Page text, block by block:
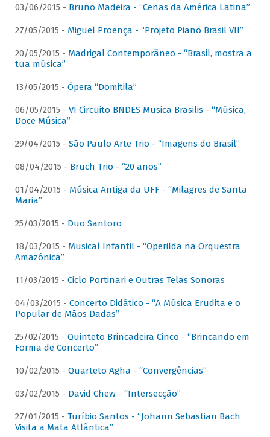
03/06/2015 - Bruno Madeira - “Cenas da América Latina”
27/05/2015 - Miguel Proença - “Projeto Piano Brasil VII”
20/05/2015 - Madrigal Contemporâneo - “Brasil, mostra a
tua música”
13/05/2015 - Ópera “Domitila”
06/05/2015 - VI Circuito BNDES Musica Brasilis - “Música,
Doce Música”
29/04/2015 - São Paulo Arte Trio - “Imagens do Brasil”
08/04/2015 - Bruch Trio - “20 anos”
01/04/2015 - Música Antiga da UFF - “Milagres de Santa
Maria”
25/03/2015 - Duo Santoro
18/03/2015 - Musical Infantil - “Operilda na Orquestra
Amazônica”
11/03/2015 - Ciclo Portinari e Outras Telas Sonoras
04/03/2015 - Concerto Didático - “A Música Erudita e o
Popular de Mãos Dadas”
25/02/2015 - Quinteto Brincadeira Cinco - “Brincando em
Forma de Concerto”
10/02/2015 - Quarteto Agha - “Convergências”
03/02/2015 - David Chew - “Intersecção”
27/01/2015 - Turíbio Santos - “Johann Sebastian Bach
Visita a Mata Atlântica”